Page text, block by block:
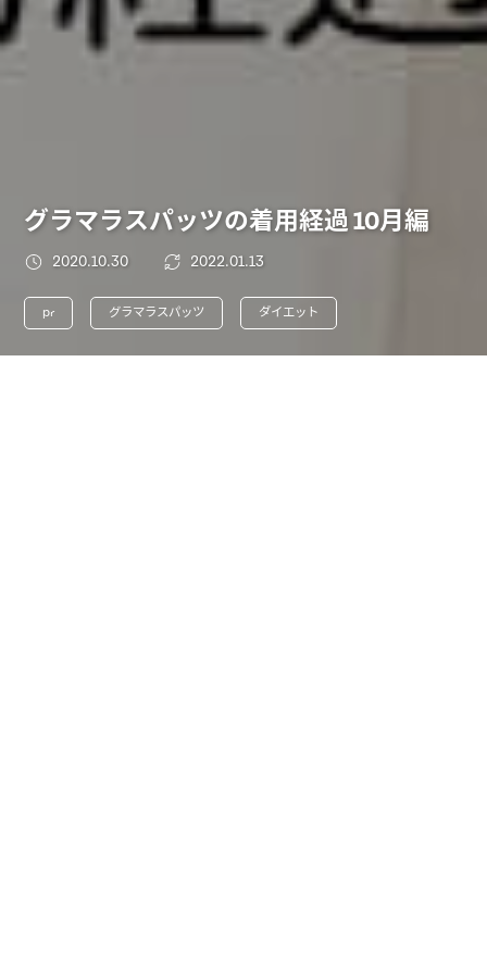
グラマラスパッツの着用経過 10月編
2020.10.30 2022.01.13
pr グラマラスパッツ ダイエット